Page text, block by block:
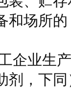
和场所
企业生
剂，下